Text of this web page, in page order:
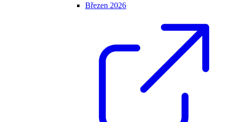
Březen 2026